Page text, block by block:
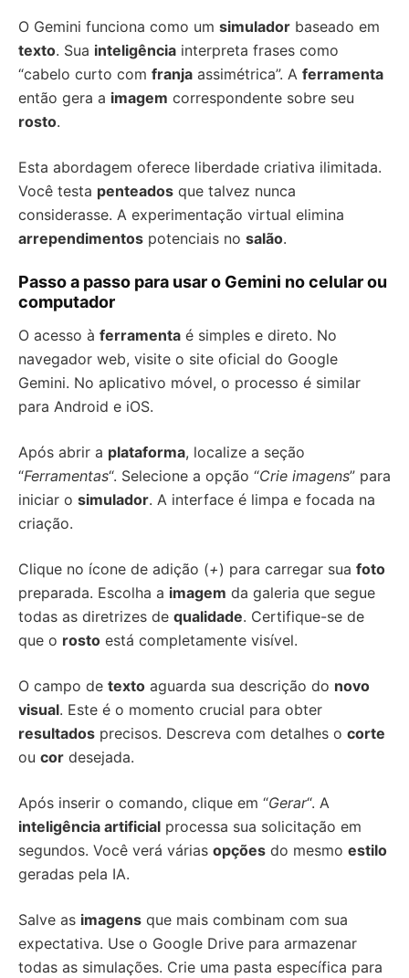
O Gemini funciona como um simulador baseado em
texto. Sua inteligência interpreta frases como
“cabelo curto com franja assimétrica”. A ferramenta
então gera a imagem correspondente sobre seu
rosto.
Esta abordagem oferece liberdade criativa ilimitada.
Você testa penteados que talvez nunca
considerasse. A experimentação virtual elimina
arrependimentos potenciais no salão.
Passo a passo para usar o Gemini no celular ou
computador
O acesso à ferramenta é simples e direto. No
navegador web, visite o site oficial do Google
Gemini. No aplicativo móvel, o processo é similar
para Android e iOS.
Após abrir a plataforma, localize a seção
“Ferramentas“. Selecione a opção “Crie imagens” para
iniciar o simulador. A interface é limpa e focada na
criação.
Clique no ícone de adição (+) para carregar sua foto
preparada. Escolha a imagem da galeria que segue
todas as diretrizes de qualidade. Certifique-se de
que o rosto está completamente visível.
O campo de texto aguarda sua descrição do novo
visual. Este é o momento crucial para obter
resultados precisos. Descreva com detalhes o corte
ou cor desejada.
Após inserir o comando, clique em “Gerar“. A
inteligência artificial processa sua solicitação em
segundos. Você verá várias opções do mesmo estilo
geradas pela IA.
Salve as imagens que mais combinam com sua
expectativa. Use o Google Drive para armazenar
todas as simulações. Crie uma pasta específica para